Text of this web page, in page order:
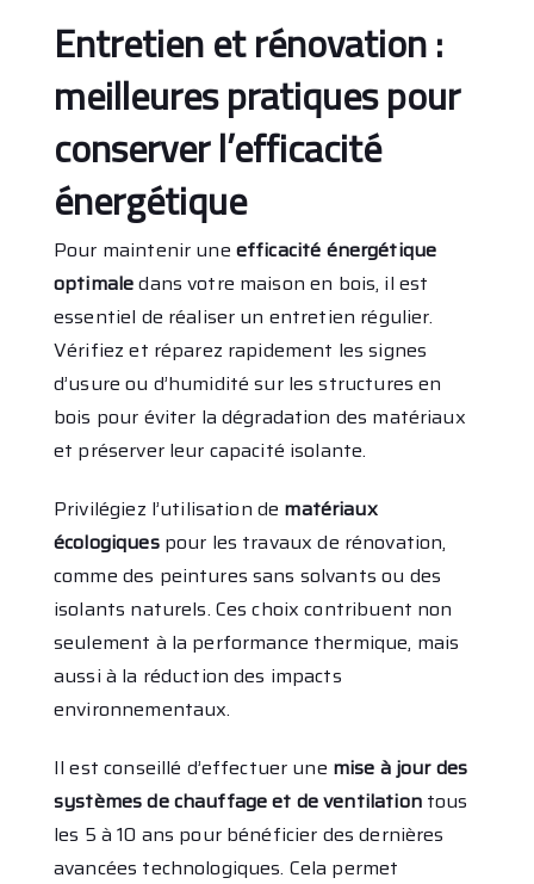
Entretien et rénovation :
meilleures pratiques pour
conserver l’efficacité
énergétique
Pour maintenir une efficacité énergétique
optimaledans votre maison en bois, il est
essentiel de réaliser un entretien régulier.
Vérifiez et réparez rapidement les signes
d’usure ou d’humidité sur les structures en
bois pour éviter la dégradation des matériaux
et préserver leur capacité isolante.
Privilégiez l’utilisation de matériaux
écologiquespour les travaux de rénovation,
comme des peintures sans solvants ou des
isolants naturels. Ces choix contribuent non
seulement à la performance thermique, mais
aussi à la réduction des impacts
environnementaux.
Il est conseillé d’effectuer une mise à jour des
systèmes de chauffage et de ventilationtous
les 5 à 10 ans pour bénéficier des dernières
avancées technologiques. Cela permet